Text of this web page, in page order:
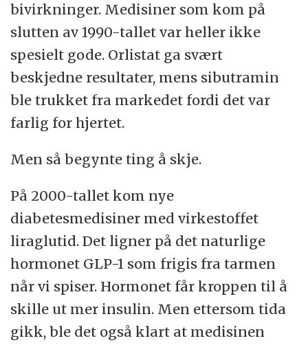
bivirkninger. Medisiner som kom på
slutten av 1990-tallet var heller ikke
spesielt gode. Orlistat ga svært
beskjedne resultater, mens sibutramin
ble trukket fra markedet fordi det var
farlig for hjertet.
Men så begynte ting å skje.
På 2000-tallet kom nye
diabetesmedisiner med virkestoffet
liraglutid. Det ligner på det naturlige
hormonet GLP-1 som frigis fra tarmen
når vi spiser. Hormonet får kroppen til å
skille ut mer insulin. Men ettersom tida
gikk, ble det også klart at medisinen